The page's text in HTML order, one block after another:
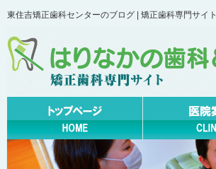
東住吉矯正歯科センターのブログ | 矯正歯科専門サイト